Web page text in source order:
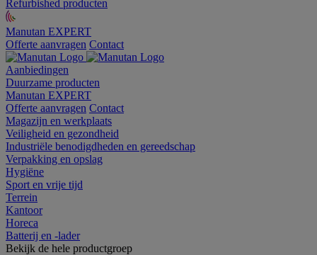
Refurbished producten
Manutan EXPERT
Offerte aanvragen Contact
Aanbiedingen
Duurzame producten
Manutan EXPERT
Offerte aanvragen Contact
Magazijn en werkplaats
Veiligheid en gezondheid
Industriële benodigdheden en gereedschap
Verpakking en opslag
Hygiëne
Sport en vrije tijd
Terrein
Kantoor
Horeca
Batterij en -lader
Bekijk de hele productgroep